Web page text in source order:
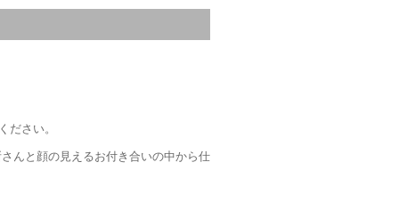
ださい。
んと顔の見えるお付き合いの中から仕